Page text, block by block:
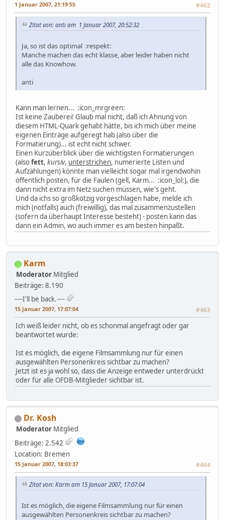
1 Januar 2007, 21:19:55 #462
Zitat von: anti am 1 Januar 2007, 20:52:32
Ja, so ist das optimal :respekt:
Manche machen das echt klasse, aber leider haben nicht
alle das Knowhow.
anti
Kann man lernen... :icon_mrgreen:
Ist keine Zauberei! Glaub mal nicht, daß ich Ahnung von
diesem HTML-Quark gehabt hätte, bis ich mich über meine
eigenen Einträge aufgeregt hab (also über die
Formatierung)... ist echt nicht schwer.
Einen Kurzüberblick über die wichtigsten Formatierungen
(alsofett, kursiv, unterstrichen, numerierte Listen und
Aufzählungen) könnte man vielleicht sogar mal irgendwohin
öffentlich posten, für die Faulen (gell, Karm... :icon_lol:), die
dann nicht extra im Netz suchen müssen, wie's geht.
Und da ichs so großkotzig vorgeschlagen habe, melde ich
mich (notfalls) auch (freiwillig), das mal zusammenzustellen
(sofern da überhaupt Interesse besteht) - posten kann das
dann ein Admin, wo auch immer es am besten hinpaßt.
Karm
Moderator Mitglied
Beiträge: 8.190
----I'll be back.----
15 Januar 2007, 17:07:04 #463
Ich weiß leider nicht, ob es schonmal angefragt oder gar
beantwortet wurde:
Ist es möglich, die eigene Filmsammlung nur für einen
ausgewählten Personenkreis sichtbar zu machen?
Jetzt ist es ja wohl so, dass die Anzeige entweder unterdrückt
oder für alle OFDB-Mitglieder sichtbar ist.
Dr. Kosh
Moderator Mitglied
Beiträge: 2.542
Location: Bremen
15 Januar 2007, 18:03:37 #464
Zitat von: Karm am 15 Januar 2007, 17:07:04
Ist es möglich, die eigene Filmsammlung nur für einen
ausgewählten Personenkreis sichtbar zu machen?